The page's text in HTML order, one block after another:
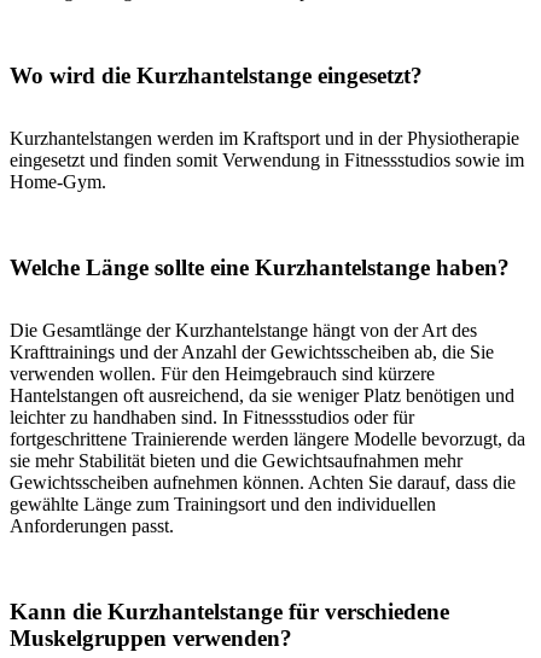
Wo wird die Kurzhantelstange eingesetzt?
Kurzhantelstangen werden im Kraftsport und in der Physiotherapie
eingesetzt und finden somit Verwendung in Fitnessstudios sowie im
Home-Gym.
Welche Länge sollte eine Kurzhantelstange haben?
Die Gesamtlänge der Kurzhantelstange hängt von der Art des
Krafttrainings und der Anzahl der Gewichtsscheiben ab, die Sie
verwenden wollen. Für den Heimgebrauch sind kürzere
Hantelstangen oft ausreichend, da sie weniger Platz benötigen und
leichter zu handhaben sind. In Fitnessstudios oder für
fortgeschrittene Trainierende werden längere Modelle bevorzugt, da
sie mehr Stabilität bieten und die Gewichtsaufnahmen mehr
Gewichtsscheiben aufnehmen können. Achten Sie darauf, dass die
gewählte Länge zum Trainingsort und den individuellen
Anforderungen passt.
Kann die Kurzhantelstange für verschiedene
Muskelgruppen verwenden?